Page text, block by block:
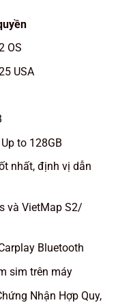
OS
USA
to 128GB
nhất, định vị dẫn
và VietMap S2/
Bluetooth
sim trên máy
Nhận Hợp Quy,